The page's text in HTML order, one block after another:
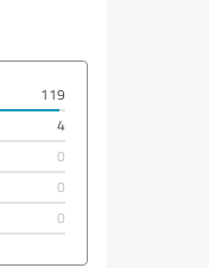
119
4
0
0
0